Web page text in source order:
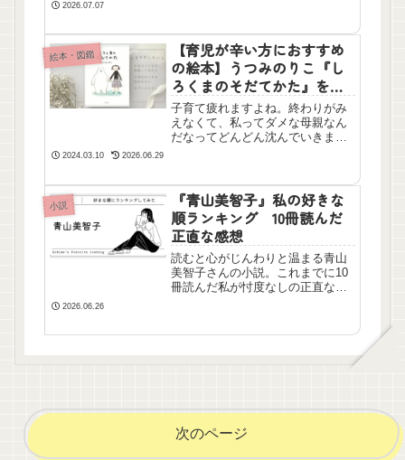
すすめです。
2026.07.07
絵本・図鑑
【育児が辛い方におすすめ
の絵本】うつみのりこ『し
ろくまのそだてかた』を読
んだ感想
子育て疲れますよね。終わりがみ
えなくて、私ってダメな母親なん
だなってどんどん沈んでいきま
おすすめです。私ももう少し早く
この本に出会いたかったです。
2024.03.10 2026.06.29
小説
『青山美智子』私の好きな
順ランキング 10冊読んだ
正直な感想
読むと心がじんわりと温まる青山
美智子さんの小説。これまでに10
冊読んだ私が忖度なしの正直なラ
2026.06.26
次のページ